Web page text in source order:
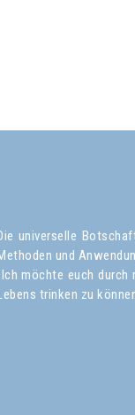
universelle
und
möchte euch durch
trinken zu